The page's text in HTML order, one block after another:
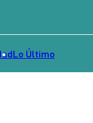
Lo Último